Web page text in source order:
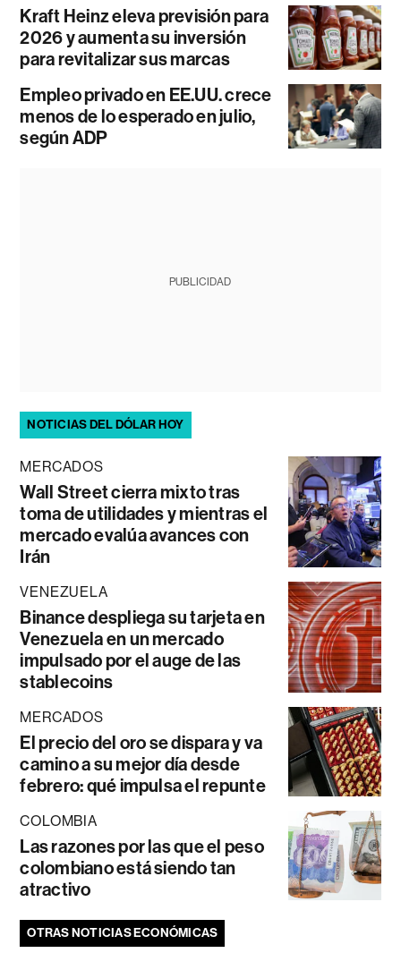
Kraft Heinz eleva previsión para
2026 y aumenta su inversión
para revitalizar sus marcas
Empleo privado en EE.UU. crece
menos de lo esperado en julio,
según ADP
PUBLICIDAD
NOTICIAS DEL DÓLAR HOY
MERCADOS
Wall Street cierra mixto tras
toma de utilidades y mientras el
mercado evalúa avances con
Irán
VENEZUELA
Binance despliega su tarjeta en
Venezuela en un mercado
impulsado por el auge de las
stablecoins
MERCADOS
El precio del oro se dispara y va
camino a su mejor día desde
febrero: qué impulsa el repunte
COLOMBIA
Las razones por las que el peso
colombiano está siendo tan
atractivo
OTRAS NOTICIAS ECONÓMICAS